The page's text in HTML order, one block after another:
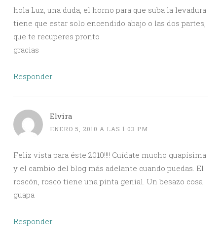
hola Luz, una duda, el horno para que suba la levadura
tiene que estar solo encendido abajo o las dos partes,
que te recuperes pronto
gracias
Responder
Elvira
ENERO 5, 2010 A LAS 1:03 PM
Feliz vista para éste 2010!!!! Cuídate mucho guapísima
y el cambio del blog más adelante cuando puedas. El
roscón, rosco tiene una pinta genial. Un besazo cosa
guapa
Responder